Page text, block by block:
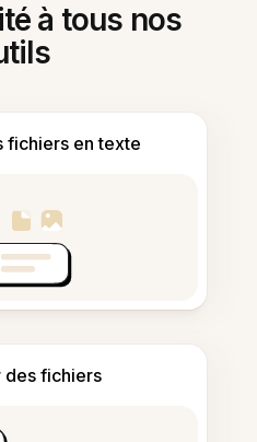
à tous nos
fichiers en texte
des fichiers